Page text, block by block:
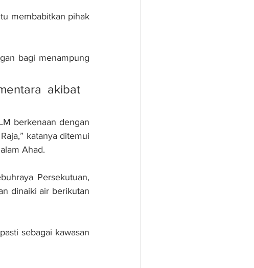
membabitkan pihak
bagi menampung
akibat
berkenaan dengan
katanya ditemui
Ahad.
Persekutuan,
dinaiki air berikutan
sebagai kawasan